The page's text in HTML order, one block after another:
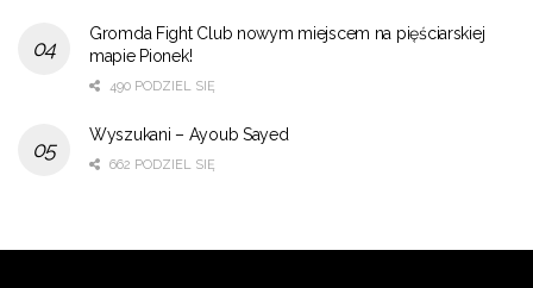
Gromda Fight Club nowym miejscem na pięściarskiej
mapie Pionek!
490 PODZIEL SIĘ
Wyszukani – Ayoub Sayed
662 PODZIEL SIĘ